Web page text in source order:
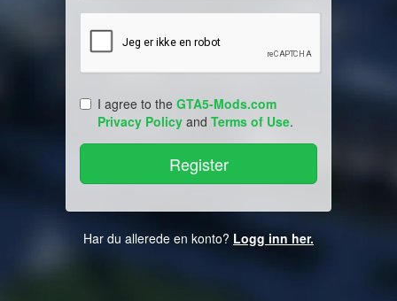
I agree to the GTA5-Mods.com
Privacy Policy and Terms of Use.
Har du allerede en konto? Logg inn her.